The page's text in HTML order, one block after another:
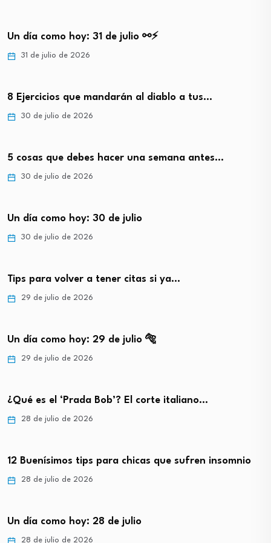
Un día como hoy: 31 de julio ⚯⚡
31 de julio de 2026
8 Ejercicios que mandarán al diablo a tus…
30 de julio de 2026
5 cosas que debes hacer una semana antes…
30 de julio de 2026
Un día como hoy: 30 de julio
30 de julio de 2026
Tips para volver a tener citas si ya…
29 de julio de 2026
Un día como hoy: 29 de julio 🐅
29 de julio de 2026
¿Qué es el ‘Prada Bob’? El corte italiano…
28 de julio de 2026
12 Buenísimos tips para chicas que sufren insomnio
28 de julio de 2026
Un día como hoy: 28 de julio
28 de julio de 2026